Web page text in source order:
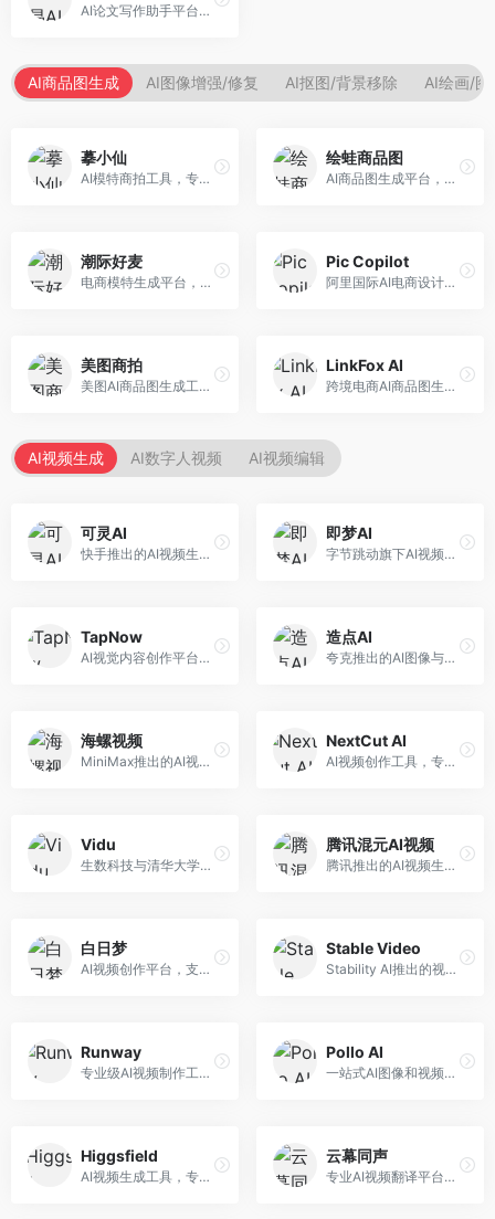
AI论文写作助手平台，提供智能化学术写作支持。面向高校学生，支持多种论文类型生成，提供参考文献管理和格式规范服务，操作流程简单。
AI商品图生成 AI图像增强/修复 AI抠图/背景移除 AI绘画/图
摹小仙
AI模特商拍工具，专注于服装电商。面向服装电商卖家，提供虚拟模特试穿、商品展示图生成等服务，模特形象多样，拍摄成本低。
绘蛙商品图
AI商品图生成平台，支持模特换装和场景生成。面向电商卖家，提供商品上身效果展示、场景化商品图生成等服务，电商营销效果显著。
潮际好麦
电商模特生成平台，支持AI虚拟模特创作。面向服装和配饰电商，提供模特试穿、商品展示、营销素材生成等服务，模特形象可定制。
Pic Copilot
阿里国际AI电商设计工具，专注于跨境电商。面向跨境电商卖家，提供商品图优化、营销海报生成、多语言适配等服务，海外市场适配性强。
美图商拍
美图AI商品图生成工具，整合美图生态。面向电商卖家，提供商品图美化、模特替换、场景生成等服务，移动端操作便捷。
LinkFox AI
跨境电商AI商品图生成工具。面向跨境电商卖家，支持多语言商品图生成、模特替换、场景优化等服务，适配海外电商平台需求。
AI视频生成 AI数字人视频 AI视频编辑
可灵AI
快手推出的AI视频生成平台，支持文生视频和图生视频，可生成长达2分钟的高质量视频内容。面向短视频创作者和营销人员，操作简便，生成效果逼真，适合商业推广和创意表达。
即梦AI
字节跳动旗下AI视频创作平台，支持多模态内容生成。面向内容创作者和营销人员，提供文生视频、图生视频、智能剪辑等功能，中文理解能力强，创作效率高。
TapNow
AI视觉内容创作平台，整合图像与视频生成能力。面向内容创作者，提供文生图、文生视频、智能编辑等服务，创作工具丰富，一站式体验便捷。
造点AI
夸克推出的AI图像与视频创作平台。面向普通用户和内容创作者，提供文生图、文生视频等功能，操作简便，与夸克生态深度整合。
海螺视频
MiniMax推出的AI视频生成工具，支持高质量视频创作。面向内容创作者，提供文生视频、视频编辑等功能，生成速度快，视频效果自然流畅。
NextCut AI
AI视频创作工具，专注于智能剪辑和视频生成。面向视频创作者，提供智能剪辑、视频生成、特效添加等功能，剪辑效率高，适合快节奏内容生产。
Vidu
生数科技与清华大学联合研发的AI视频生成大模型。面向视频创作者和内容生产者，支持文生视频、图生视频，视频质量高，物理运动理解准确，国产视频生成领先工具。
腾讯混元AI视频
腾讯推出的AI视频生成工具，基于混元大模型。面向腾讯生态用户和内容创作者，支持文生视频、视频编辑等功能，与腾讯产品生态深度整合。
白日梦
AI视频创作平台，支持生成长达50分钟的长视频内容。面向长视频创作者和内容生产者，支持故事视频生成、视频编辑等功能，适合叙事性内容创作。
Stable Video
Stability AI推出的视频生成模型，开源可部署。面向开发者和专业创作者，支持视频生成、视频编辑等功能，开源生态完善，定制化程度高。
Runway
专业级AI视频制作工具，支持视频生成与编辑。面向影视制作人和创意工作者，提供文生视频、视频编辑、绿幕抠像等专业功能，视频处理能力强，适合专业创作场景。
Pollo AI
一站式AI图像和视频创作平台，整合多种生成工具。面向内容创作者，提供文生图、文生视频、视频编辑等服务，创作工具全面，一站式体验便捷。
Higgsfield
AI视频生成工具，专注于高质量视频内容创作。面向视频创作者和营销人员，支持文生视频、视频编辑等功能，视频效果逼真，适合商业应用。
云幕同声
专业AI视频翻译平台，支持视频多语言配音和字幕生成。面向跨境电商和内容出海从业者，提供视频翻译、配音、字幕生成等服务，多语言支持完善。